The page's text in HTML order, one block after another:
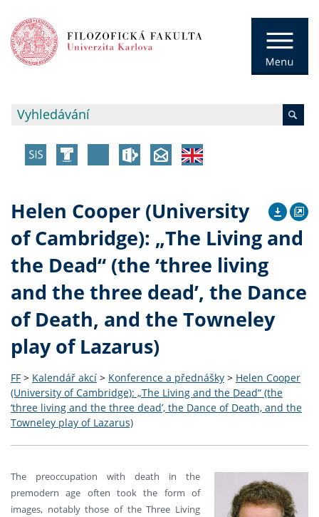
Helen Cooper (University
of Cambridge): „The Living and
the Dead“ (the ‘three living
and the three dead’, the Dance
of Death, and the Towneley
play of Lazarus)
FF > Kalendář akcí > Konference a přednášky > Helen Cooper
(University of Cambridge): „The Living and the Dead“ (the
‘three living and the three dead’, the Dance of Death, and the
Towneley play of Lazarus)
The preoccupation with death in the
premodern age often took the form of
images, notably those of the Three Living